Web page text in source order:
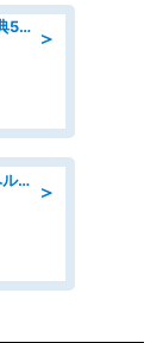
＞
2026年転職応援キャンペーン!入社特典58万円/デンソーで働こう!自動車工場で小型部品の検査業務 denso aichi
＞
ヘルプデスク/外資系保険業界でのITヘルプデスク業務/駅近/即日勤務可/ヘルプデスク